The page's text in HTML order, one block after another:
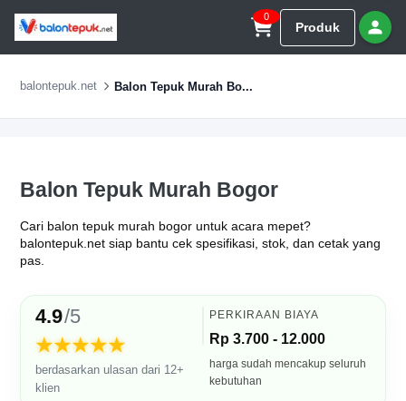
0
Produk
balontepuk.net Balon Tepuk Murah Bo...
Balon Tepuk Murah Bogor
Cari balon tepuk murah bogor untuk acara mepet?
balontepuk.net siap bantu cek spesifikasi, stok, dan cetak yang
pas.
4.9/5
★★★★★
berdasarkan ulasan dari 12+
klien
PERKIRAAN BIAYA
Rp 3.700 - 12.000
harga sudah mencakup seluruh
kebutuhan